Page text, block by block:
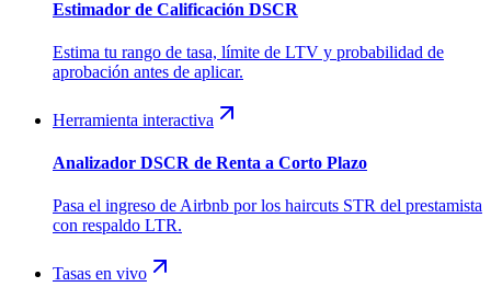
Estimador de Calificación DSCR
Estima tu rango de tasa, límite de LTV y probabilidad de
aprobación antes de aplicar.
Herramienta interactiva
Analizador DSCR de Renta a Corto Plazo
Pasa el ingreso de Airbnb por los haircuts STR del prestamista
con respaldo LTR.
Tasas en vivo